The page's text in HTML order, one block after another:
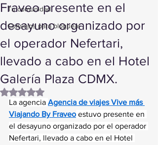
Tu comunidad
Consejos para bloguear
Fraveo presente en el
desayuno organizado por
el operador Nefertari,
llevado a cabo en el Hotel
Galería Plaza CDMX.
Obtuvo NaN de 5 estrellas.
La agencia Agencia de viajes Vive más
Viajando By Fraveo estuvo presente en
el desayuno organizado por el operador
Nefertari, llevado a cabo en el Hotel